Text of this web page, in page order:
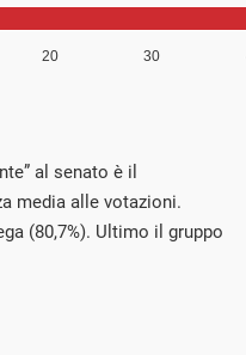
al senato è il
media alle votazioni.
(80,7%). Ultimo il gruppo